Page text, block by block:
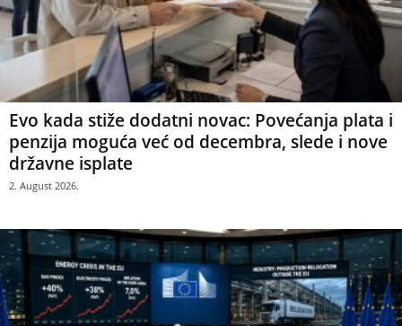
Evo kada stiže dodatni novac: Povećanja plata i
penzija moguća već od decembra, slede i nove
državne isplate
2. August 2026.